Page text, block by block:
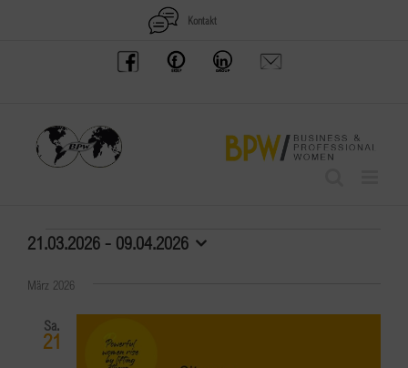
Kontakt
BPW
Austria
Offenes
Frauennetzwerk
BPW
Gruppe
Anfrage
schicken
Veranstaltungen
21.03.2026 - 09.04.2026
wählen.
März 2026
Sa.
21